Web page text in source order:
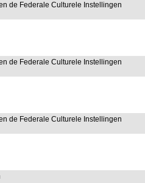
de Federale Culturele Instellingen
de Federale Culturele Instellingen
de Federale Culturele Instellingen